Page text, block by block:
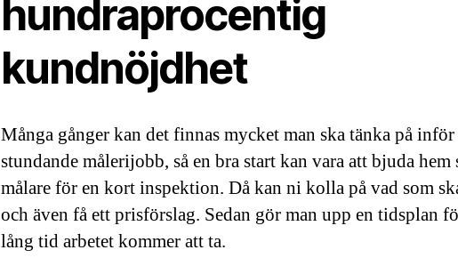
hundraprocentig
kundnöjdhet
Många gånger kan det finnas mycket man ska tänka på
stundande målerijobb, så en bra start kan vara att bjuda hem
målare för en kort inspektion. Då kan ni kolla på vad som
och även få ett prisförslag. Sedan gör man upp en tidsplan
lång tid arbetet kommer att ta.